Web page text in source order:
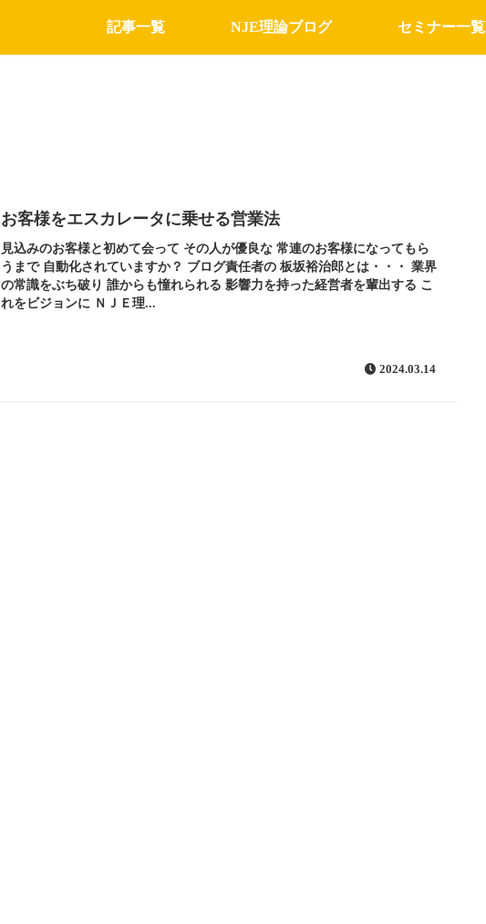
記事一覧 NJE理論ブログ セミナー一覧
お客様をエスカレータに乗せる営業法
見込みのお客様と初めて会って その人が優良な 常連のお客様になってもら
うまで 自動化されていますか？ ブログ責任者の 板坂裕治郎とは・・・ 業界
の常識をぶち破り 誰からも憧れられる 影響力を持った経営者を輩出する こ
れをビジョンに ＮＪＥ理...
2024.03.14